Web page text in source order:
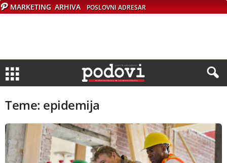
MARKETING ARHIVA POSLOVNI ADRESAR
Teme: epidemija